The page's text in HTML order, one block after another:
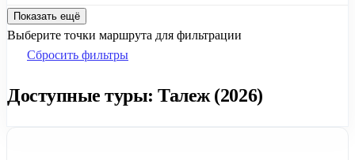
Показать ещё
Выберите точки маршрута для фильтрации
Сбросить фильтры
Доступные туры: Талеж (2026)